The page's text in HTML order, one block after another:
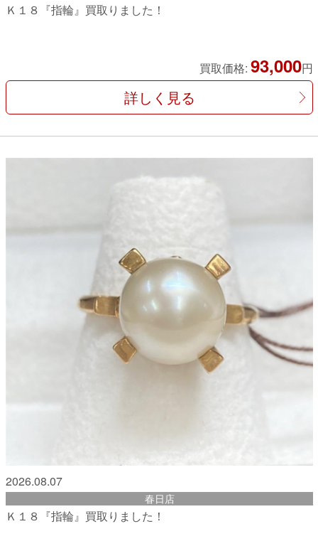
Ｋ１８『指輪』買取りました！
買取価格: 93,000円
詳しく見る
2026.08.07
春日店
Ｋ１８『指輪』買取りました！